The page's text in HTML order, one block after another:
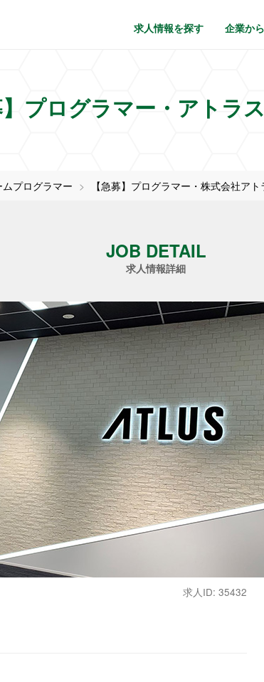
求人情報を探す 企業か
】プログラマー・アトラ
ムプログラマー 【急募】プログラマー・株式会社アト
JOB DETAIL
求人情報詳細
求人ID: 35432